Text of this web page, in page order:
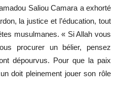
Saliou Camara a exhorté
la justice et l’éducation, tout
musulmanes. « Si Allah vous
procurer un bélier, pensez
dépourvus. Pour que la paix
doit pleinement jouer son rôle